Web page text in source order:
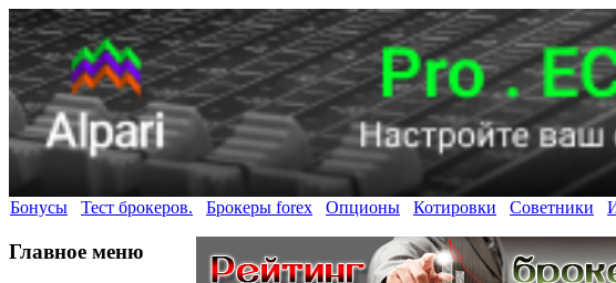
Бонусы Тест брокеров. Брокеры forex Опционы Котировки Советники
Главное меню